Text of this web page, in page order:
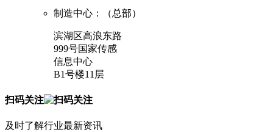
制造中心：（总部）
滨湖区高浪东路
999号国家传感
信息中心
B1号楼11层
扫码关注
及时了解行业最新资讯